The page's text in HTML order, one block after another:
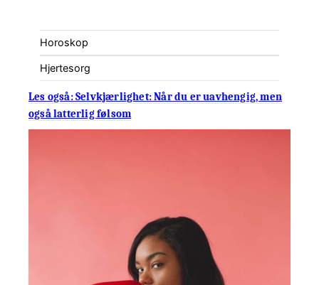
Horoskop
Hjertesorg
Les også: Selvkjærlighet: Når du er uavhengig, men
også latterlig følsom